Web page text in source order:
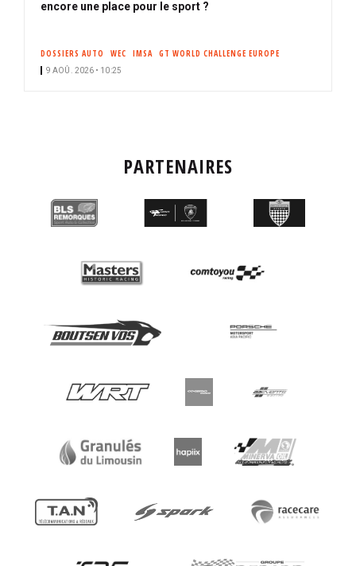
encore une place pour le sport ?
DOSSIERS AUTO WEC IMSA GT WORLD CHALLENGE EUROPE
9 AOÛ. 2026 • 10:25
PARTENAIRES